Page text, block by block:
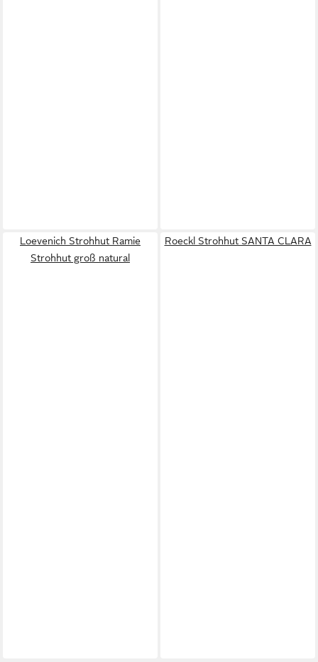
Loevenich Strohhut Ramie
Strohhut groß natural
Roeckl Strohhut SANTA CLARA